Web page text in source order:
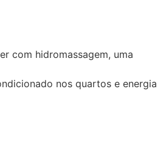
com hidromassagem, uma
nos quartos e energia